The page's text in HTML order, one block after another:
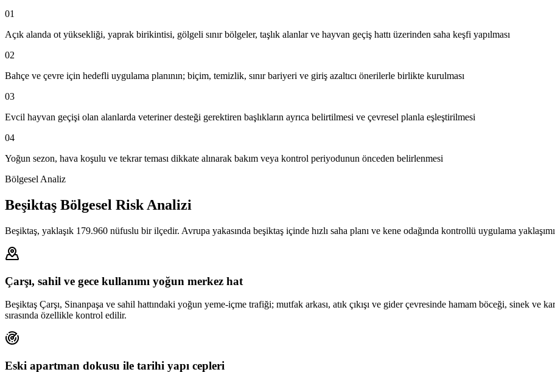
01
Açık alanda ot yüksekliği, yaprak birikintisi, gölgeli sınır bölgeler, taşlık alanlar ve hayvan geçiş hattı üzerinden saha keşfi yapılması
02
Bahçe ve çevre için hedefli uygulama planının; biçim, temizlik, sınır bariyeri ve giriş azaltıcı önerilerle birlikte kurulması
03
Evcil hayvan geçişi olan alanlarda veteriner desteği gerektiren başlıkların ayrıca belirtilmesi ve çevresel planla eşleştirilmesi
04
Yoğun sezon, hava koşulu ve tekrar teması dikkate alınarak bakım veya kontrol periyodunun önceden belirlenmesi
Bölgesel Analiz
Beşiktaş Bölgesel Risk Analizi
Beşiktaş, yaklaşık 179.960 nüfuslu bir ilçedir. Avrupa yakasında beşiktaş içinde hızlı saha planı ve kene odağında kontrollü uygulama
Çarşı, sahil ve gece kullanımı yoğun merkez hat
Beşiktaş Çarşı, Sinanpaşa ve sahil hattındaki yoğun yeme-içme trafiği; mutfak arkası, atık çıkışı ve gider çevresinde hamam böceği, sinek ve
sırasında özellikle kontrol edilir.
Eski apartman dokusu ile tarihi yapı cepleri